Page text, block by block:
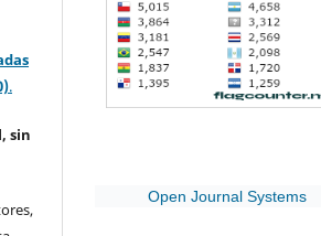
.
sin
Open Journal Systems